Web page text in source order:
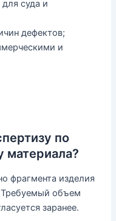
суда и
дефектов;
и
по
материала?
фрагмента изделия
Требуемый объем
заранее.